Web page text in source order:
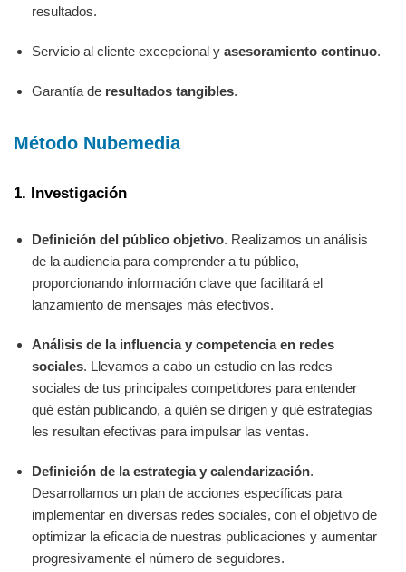
resultados.
Servicio al cliente excepcional y asesoramiento continuo.
Garantía de resultados tangibles.
Método Nubemedia
1. Investigación
Definición del público objetivo. Realizamos un análisis
de la audiencia para comprender a tu público,
proporcionando información clave que facilitará el
lanzamiento de mensajes más efectivos.
Análisis de la influencia y competencia en redes
sociales. Llevamos a cabo un estudio en las redes
sociales de tus principales competidores para entender
qué están publicando, a quién se dirigen y qué estrategias
les resultan efectivas para impulsar las ventas.
Definición de la estrategia y calendarización.
Desarrollamos un plan de acciones específicas para
implementar en diversas redes sociales, con el objetivo de
optimizar la eficacia de nuestras publicaciones y aumentar
progresivamente el número de seguidores.